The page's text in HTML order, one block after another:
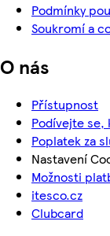
Podmínky
Soukromí a
O nás
Přístupnost
Podívejte
Poplatek za
Nastavení
Možnosti
itesco.cz
Clubcard